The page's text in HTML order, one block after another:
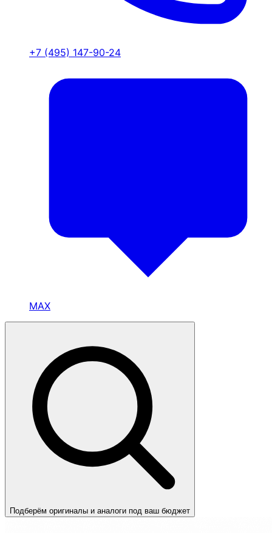
+7 (495) 147-90-24
MAX
Подберём оригиналы и аналоги под ваш бюджет